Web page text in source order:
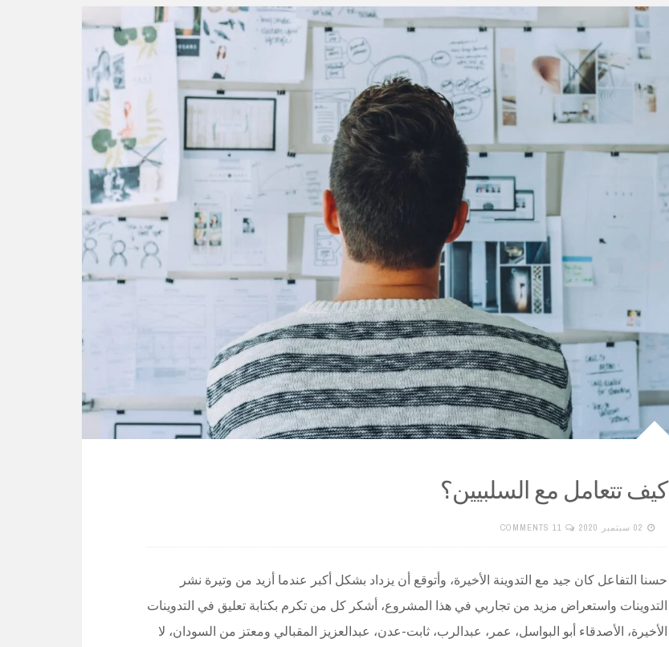
كيف تتعامل مع السلبيين؟
02 سبتمبر 2020 11 COMMENTS
حسنا التفاعل كان جيد مع التدوينة الأخيرة، وأتوقع أن يزداد بشكل أكبر عندما أزيد من وتيرة نشر
التدوينات واستعراض مزيد من تجاربي في هذا المشروع، أشكر كل من تكرم بكتابة تعليق في التدوينات
الأخيرة، الأصدقاء أبو البواسل، عمر، عبدالرب، ثابت-عدن، عبدالعزيز المقبالي ومعتز من السودان، لا